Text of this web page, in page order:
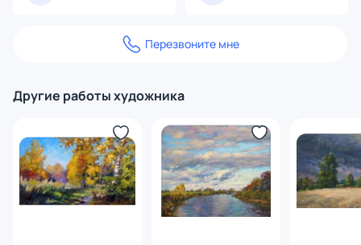
Перезвоните мне
Другие работы художника